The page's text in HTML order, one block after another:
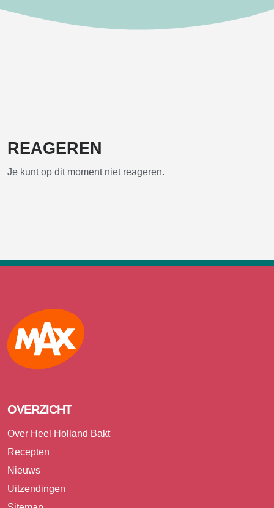
REAGEREN
Je kunt op dit moment niet reageren.
Max
OVERZICHT
Over Heel Holland Bakt
Recepten
Nieuws
Uitzendingen